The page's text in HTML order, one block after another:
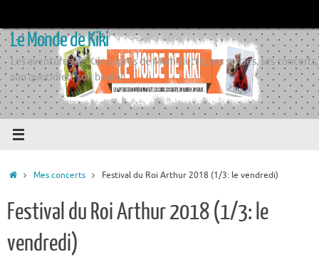
contenu
Le Monde de Kiki
Les aventures de Kiki auprès de Momiflette, ses sorties, ses concerts,
son quotidien, son boulot
Accueil
Mes concerts Festival du Roi Arthur 2018 (1/3: le vendredi)
Festival du Roi Arthur 2018 (1/3: le
vendredi)